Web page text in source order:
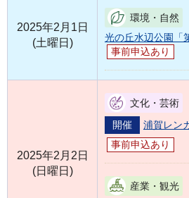
2025年2月1日
(土曜日)
環境・自然
光の丘水辺公園「
事前申込あり
2025年2月2日
(日曜日)
文化・芸術
開催
浦賀レン
事前申込あり
産業・観光